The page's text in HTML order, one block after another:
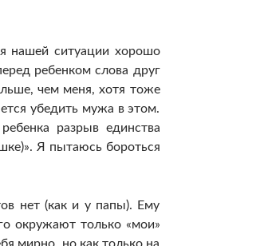
нашей ситуации хорошо
ребенком слова друг
чем меня, хотя тоже
убедить мужа в этом.
разрыв единства
Я пытаюсь бороться
нет (как и у папы). Ему
окружают только «мои»